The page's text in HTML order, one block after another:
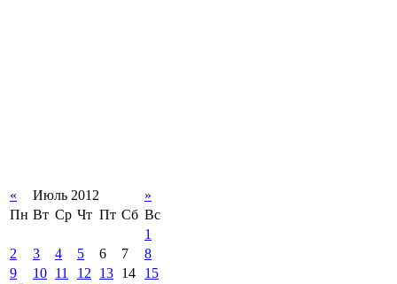
« Июль 2012
»
Пн Вт Ср Чт Пт Сб Вс
1
2
3 4 5 6 7
8
9
10 11 12 13 14
15